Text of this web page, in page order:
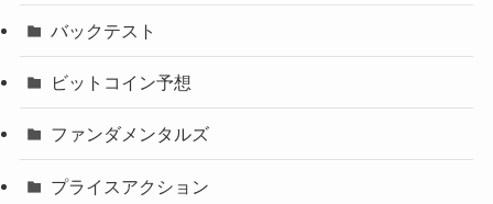
バックテスト
ビットコイン予想
ファンダメンタルズ
プライスアクション